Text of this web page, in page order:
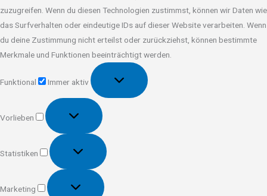
zuzugreifen. Wenn du diesen Technologien zustimmst, können wir Daten wie
das Surfverhalten oder eindeutige IDs auf dieser Website verarbeiten. Wenn
du deine Zustimmung nicht erteilst oder zurückziehst, können bestimmte
Merkmale und Funktionen beeinträchtigt werden.
Funktional
Immer aktiv
Vorlieben
Vorlieben
Statistiken
Statistiken
Marketing
Marketing